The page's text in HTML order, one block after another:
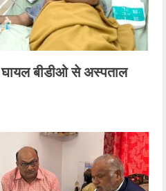
घायल बीडीओ से अस्पताल